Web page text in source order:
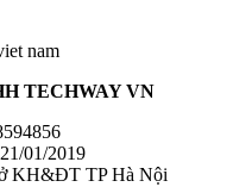
TECHWAY VN
01/2019
KH&ĐT TP Hà Nội